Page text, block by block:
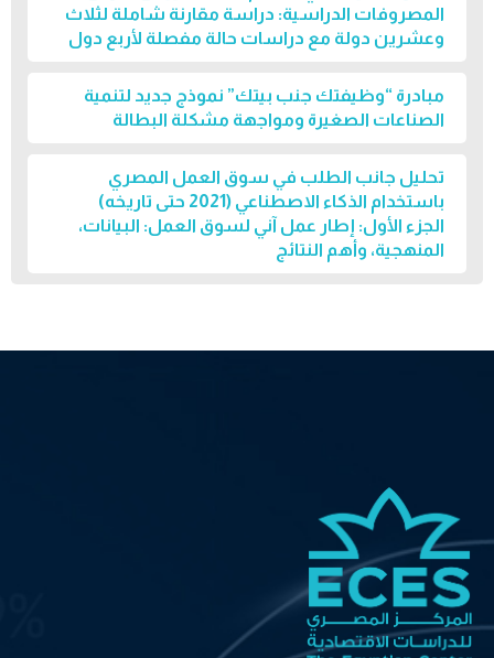
المصروفات الدراسية: دراسة مقارنة شاملة لثلاث
وعشرين دولة مع دراسات حالة مفصلة لأربع دول
مبادرة “وظيفتك جنب بيتك” نموذج جديد لتنمية
الصناعات الصغيرة ومواجهة مشكلة البطالة
تحليل جانب الطلب في سوق العمل المصري
باستخدام الذكاء الاصطناعي (2021 حتى تاريخه)
الجزء الأول: إطار عمل آني لسوق العمل: البيانات،
المنهجية، وأهم النتائج